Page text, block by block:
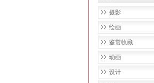
摄影
绘画
鉴赏收藏
动画
设计